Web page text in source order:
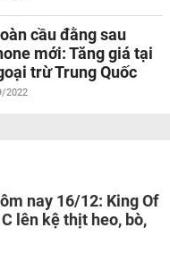
cầu đằng sau
mới: Tăng giá tại
trừ Trung Quốc
2022
nay 16/12: King Of
lên kệ thịt heo, bò,